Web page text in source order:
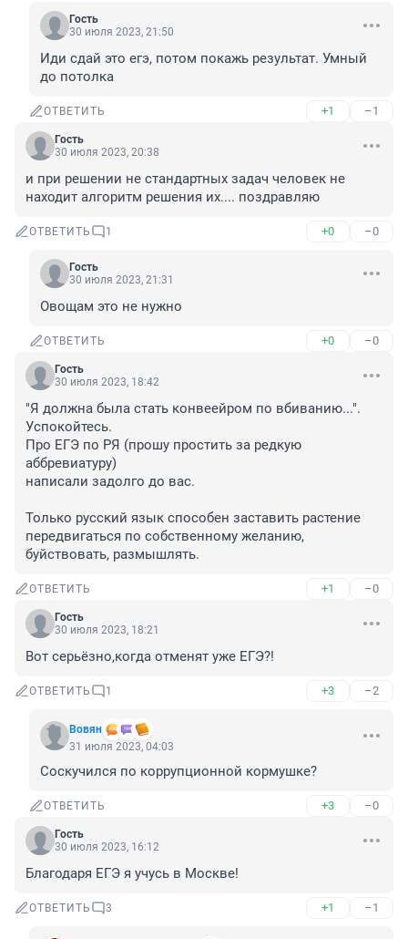
Гость
30 июля 2023, 21:50
Иди сдай это егэ, потом покажь результат. Умный
до потолка
ОТВЕТИТЬ +1 –1
Гость
30 июля 2023, 20:38
и при решении не стандартных задач человек не
находит алгоритм решения их.... поздравляю
ОТВЕТИТЬ 1 +0 –0
Гость
30 июля 2023, 21:31
Овощам это не нужно
ОТВЕТИТЬ +0 –0
Гость
30 июля 2023, 18:42
"Я должна была стать конвеейром по вбиванию...".
Успокойтесь.
Про ЕГЭ по РЯ (прошу простить за редкую
аббревиатуру)
написали задолго до вас.
Только русский язык способен заставить растение
передвигаться по собственному желанию,
буйствовать, размышлять.
ОТВЕТИТЬ +1 –0
Гость
30 июля 2023, 18:21
Вот серьёзно,когда отменят уже ЕГЭ?!
ОТВЕТИТЬ 1 +3 –2
Вовян
31 июля 2023, 04:03
Соскучился по коррупционной кормушке?
ОТВЕТИТЬ +3 –0
Гость
30 июля 2023, 16:12
Благодаря ЕГЭ я учусь в Москве!
ОТВЕТИТЬ 3 +1 –1